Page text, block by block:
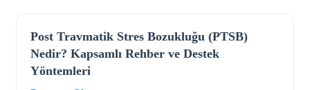
Post Travmatik Stres Bozukluğu (PTSB)
Nedir? Kapsamlı Rehber ve Destek
Yöntemleri